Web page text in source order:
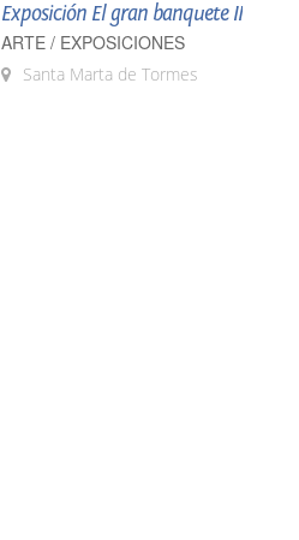
Exposición El gran banquete II
ARTE / EXPOSICIONES
Santa Marta de Tormes